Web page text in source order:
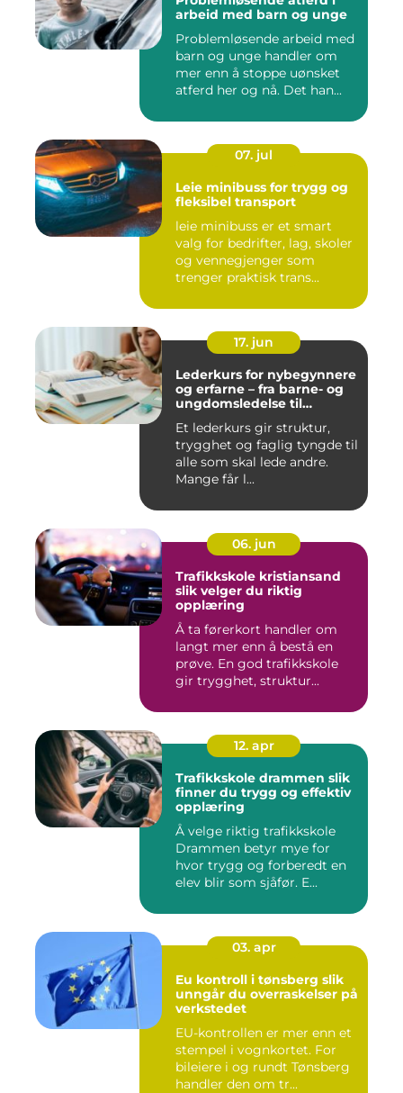
arbeid med barn og unge
Problemløsende arbeid med
barn og unge handler om
mer enn å stoppe uønsket
atferd her og nå. Det han...
07. jul
Leie minibuss for trygg og
fleksibel transport
leie minibuss er et smart
valg for bedrifter, lag, skoler
og vennegjenger som
trenger praktisk trans...
17. jun
Lederkurs for nybegynnere
og erfarne – fra barne- og
ungdomsledelse til
Et lederkurs gir struktur,
trygghet og faglig tyngde til
alle som skal lede andre.
Mange får l...
06. jun
Trafikkskole kristiansand
slik velger du riktig
opplæring
Å ta førerkort handler om
langt mer enn å bestå en
prøve. En god trafikkskole
gir trygghet, struktur...
12. apr
Trafikkskole drammen slik
finner du trygg og effektiv
opplæring
Å velge riktig trafikkskole
Drammen betyr mye for
hvor trygg og forberedt en
elev blir som sjåfør. E...
03. apr
Eu kontroll i tønsberg slik
unngår du overraskelser på
verkstedet
EU-kontrollen er mer enn et
stempel i vognkortet. For
bileiere i og rundt Tønsberg
handler den om tr...